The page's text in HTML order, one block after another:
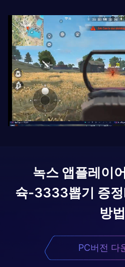
녹스 앱플레이
슉-3333뽑기 증정
방법
PC버전 다